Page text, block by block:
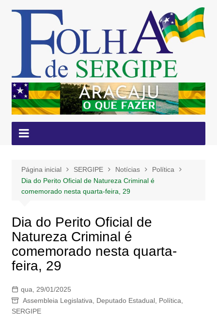
conteúdo
Página inicial SERGIPE Notícias
Política
Dia do Perito Oficial de Natureza Criminal é
comemorado nesta quarta-feira, 29
Dia do Perito Oficial de
Natureza Criminal é
comemorado nesta quarta-
feira, 29
qua, 29/01/2025
Assembleia Legislativa, Deputado Estadual, Política,
SERGIPE